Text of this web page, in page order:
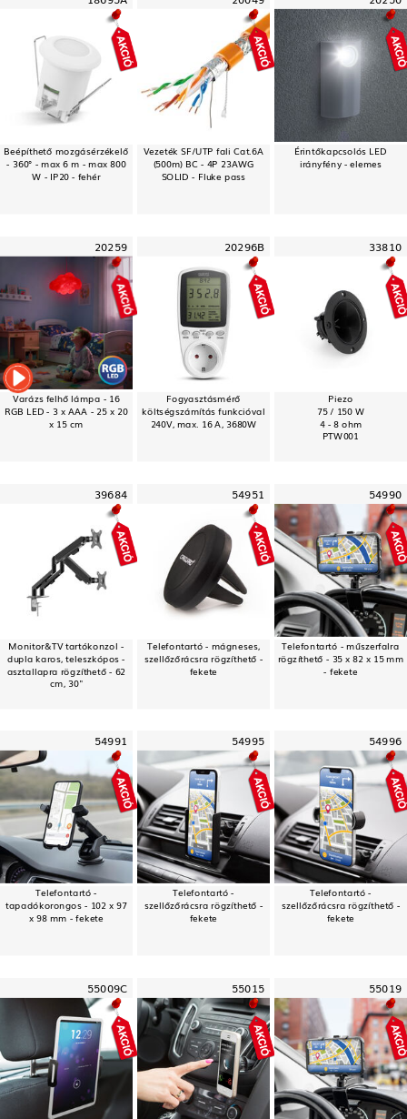
Beépíthető mozgásérzékelő
- 360° - max 6 m - max 800
W - IP20 - fehér
Vezeték SF/UTP fali Cat.6A
(500m) BC - 4P 23AWG
SOLID - Fluke pass
Érintőkapcsolós LED
irányfény - elemes
20259
Varázs felhő lámpa - 16
RGB LED - 3 x AAA - 25 x 20
x 15 cm
20296B
Fogyasztásmérő
költségszámítás funkcióval
240V, max. 16 A, 3680W
33810
Piezo
75 / 150 W
4 - 8 ohm
PTW001
39684
Monitor&TV tartókonzol -
dupla karos, teleszkópos -
asztallapra rögzíthető - 62
cm, 30"
54951
Telefontartó - mágneses,
szellőzőrácsra rögzíthető -
fekete
54990
Telefontartó - műszerfalra
rögzíthető - 35 x 82 x 15 mm
- fekete
54991
Telefontartó -
tapadókorongos - 102 x 97
x 98 mm - fekete
54995
Telefontartó -
szellőzőrácsra rögzíthető -
fekete
54996
Telefontartó -
szellőzőrácsra rögzíthető -
fekete
55009C 55015 55019